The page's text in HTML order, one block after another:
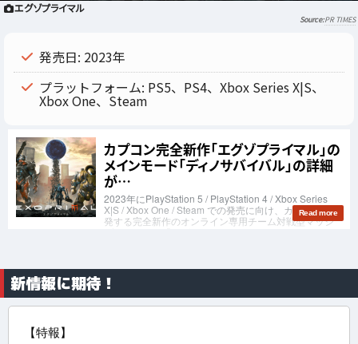
エグゾプライマル
PR TIMES
発売日: 2023年
プラットフォーム: PS5、PS4、Xbox Series X|S、
Xbox One、Steam
新情報に期待！
【特報】